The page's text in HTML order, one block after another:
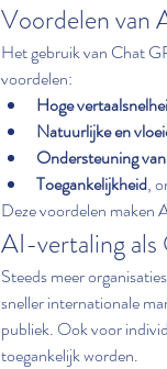
Voordelen van
Het gebruik van Chat
voordelen:
Hoge
Natuurlijke en
Ondersteuning
Toegankelijkheid,
Deze voordelen maken
AI-vertaling als
Steeds meer
sneller internationale
publiek. Ook voor
toegankelijk worden.